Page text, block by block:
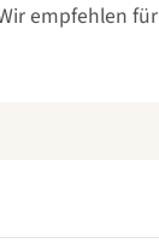
empfehlen